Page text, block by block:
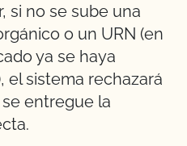
si no se sube una
o un URN (en
ya se haya
el sistema rechazará
entregue la